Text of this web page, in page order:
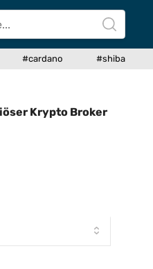
#cardano #shiba
Krypto Broker